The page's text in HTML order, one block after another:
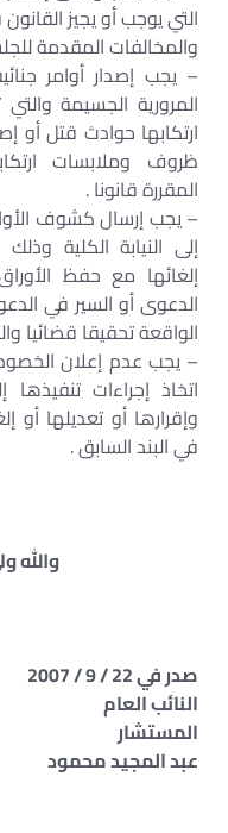
التي يوجب أو يجيز
والمخالفات المقدمة
– يجب إصدار أوامر
المرورية الجسيمة
ارتكابها حوادث قتل أو
ظروف وملابسات
المقررة قانونا .
– يجب إرسال كشوف
إلى النيابة الكلية
إلغائها مع حفظ
الدعوى أو السير في
الواقعة تحقيقا قضائيا
– يجب عدم إعلان الخصوم
اتخاذ إجراءات تنفيذها
وإقرارها أو تعديلها أو
في البند السابق .
والله
صدر في 22 / 9 / 2007
النائب العام
المستشار
عبد المجيد محمود